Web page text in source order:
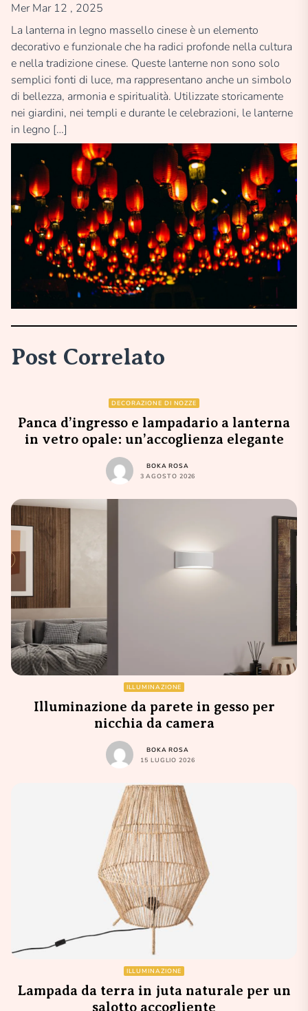
Mer Mar 12 , 2025
La lanterna in legno massello cinese è un elemento
decorativo e funzionale che ha radici profonde nella cultura
e nella tradizione cinese. Queste lanterne non sono solo
semplici fonti di luce, ma rappresentano anche un simbolo
di bellezza, armonia e spiritualità. Utilizzate storicamente
nei giardini, nei templi e durante le celebrazioni, le lanterne
in legno […]
Post Correlato
DECORAZIONE DI NOZZE
Panca d’ingresso e lampadario a lanterna
in vetro opale: un’accoglienza elegante
BOKA ROSA
3 AGOSTO 2026
ILLUMINAZIONE
Illuminazione da parete in gesso per
nicchia da camera
BOKA ROSA
15 LUGLIO 2026
ILLUMINAZIONE
Lampada da terra in juta naturale per un
salotto accogliente